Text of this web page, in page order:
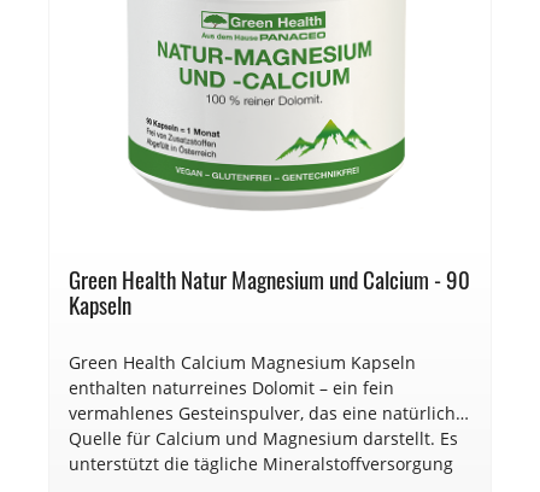
Green Health Natur Magnesium und Calcium - 90
Kapseln
Green Health Calcium Magnesium Kapseln
enthalten naturreines Dolomit – ein fein
vermahlenes Gesteinspulver, das eine natürliche
Quelle für Calcium und Magnesium darstellt. Es
unterstützt die tägliche Mineralstoffversorgung